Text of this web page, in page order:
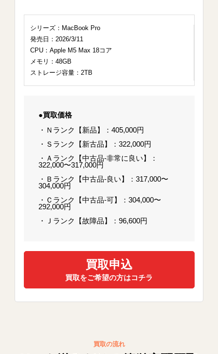
シリーズ：MacBook Pro
発売日：2026/3/11
CPU：Apple M5 Max 18コア
メモリ：48GB
ストレージ容量：2TB
●買取価格
・Ｎランク【新品】：405,000円
・Ｓランク【新古品】：322,000円
・Ａランク【中古品-非常に良い】：
322,000〜317,000円
・Ｂランク【中古品-良い】：317,000〜
304,000円
・Ｃランク【中古品-可】：304,000〜
292,000円
・Ｊランク【故障品】：96,600円
買取申込
買取をご希望の方はコチラ
買取の流れ